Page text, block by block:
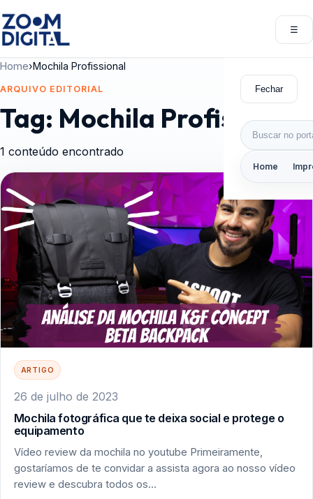
☰
Fechar
Buscar por:
Home
Home›Mochila Profissional
ARQUIVO EDITORIAL
Tag: Mochila Profissional
1 conteúdo encontrado
ARTIGO
26 de julho de 2023
Mochila fotográfica que te deixa social e protege o
equipamento
Vídeo review da mochila no youtube Primeiramente,
gostaríamos de te convidar a assista agora ao nosso vídeo
review e descubra todos os…